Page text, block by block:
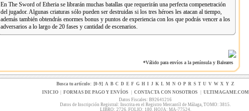
En The Sword of Etheria se librarán muchas batallas que requerirán una perfecta compenetración
del jugador. Algunas criaturas sólo pueden ser destruidas si los tres héroes les atacan al tiempo,
además también obtendrás enormes bonus y puntos de experiencia con los que podrás vencer a los
adversarios a lo largo de 20 fases y cantidad de escenarios.
*Válido para envíos a la península y Baleares
Busca tu artículo: [0-9] A B C D E F G H I J K L M N O P R S T U V W X Y Z
INICIO| FORMAS DE PAGO Y ENVÍOS| CONTACTA CON NOSOTROS| ULTIMAGAME.COM
Datos Fiscales: B92641216
Datos de Inscripción Registral: Inscrita en el Registro Mercantíl de Málaga, TOMO: 3815.
LIBRO: 2726. FOLIO: 180. HOJA: MA-77524.